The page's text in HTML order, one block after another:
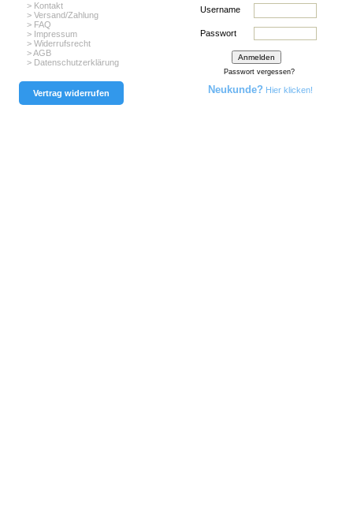
> Kontakt
> Versand/Zahlung
> FAQ
> Impressum
> Widerrufsrecht
> AGB
> Datenschutzerklärung
Vertrag widerrufen
Username
Passwort
Passwort vergessen?
Neukunde? Hier klicken!